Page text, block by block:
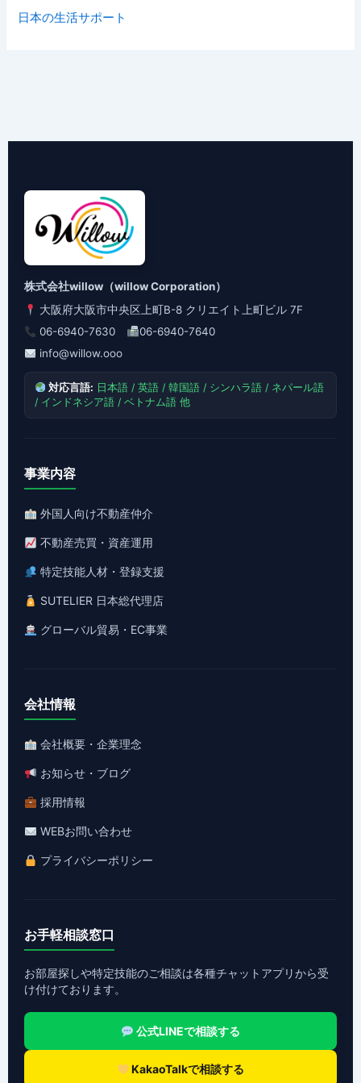
日本の生活サポート
株式会社willow（willow Corporation）
大阪府大阪市中央区上町B-8 クリエイト上町ビル 7F
06-6940-7630
06-6940-7640
info@willow.ooo
対応言語: 日本語 / 英語 / 韓国語 / シンハラ語 / ネパール語
/ インドネシア語 / ベトナム語 他
事業内容
外国人向け不動産仲介
不動産売買・資産運用
特定技能人材・登録支援
SUTELIER 日本総代理店
グローバル貿易・EC事業
会社情報
会社概要・企業理念
お知らせ・ブログ
採用情報
WEBお問い合わせ
プライバシーポリシー
お手軽相談窓口
お部屋探しや特定技能のご相談は各種チャットアプリから受
け付けております。
公式LINEで相談する
KakaoTalkで相談する